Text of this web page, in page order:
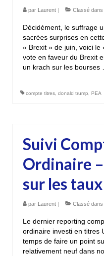
par Laurent | Classé dans
Décidément, le suffrage
sacrées surprises en
« Brexit » de juin, voici
vote en faveur du Brexit
un krach sur les bourses
compte titres donald trump PEA
Suivi
Ordinaire
sur les
par Laurent | Classé dans
Le dernier reporting
ordinaire investi en titres
temps de faire un point
relativement neuf dans